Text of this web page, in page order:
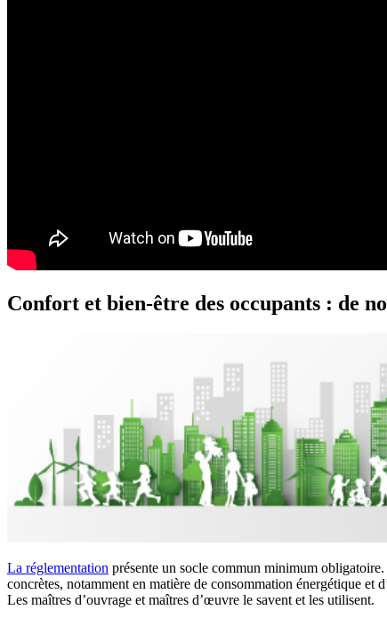
Confort et bien-être des occupants : de
La réglementation présente un socle commun minimum
concrètes, notamment en matière de consommation énergétique et
Les maîtres d’ouvrage et maîtres d’œuvre le savent et les utilisent.